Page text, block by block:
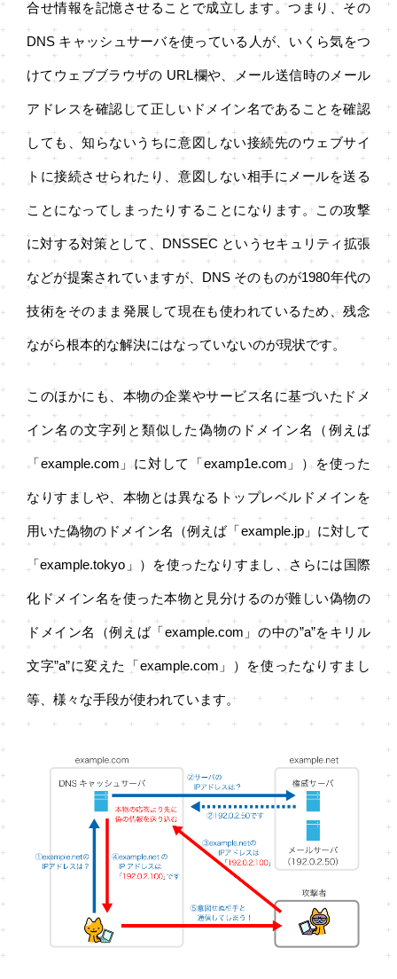
合せ情報を記憶させることで成立します。つまり、その
DNS キャッシュサーバを使っている人が、いくら気をつ
けてウェブブラウザの URL欄や、メール送信時のメール
アドレスを確認して正しいドメイン名であることを確認
しても、知らないうちに意図しない接続先のウェブサイ
トに接続させられたり、意図しない相手にメールを送る
ことになってしまったりすることになります。この攻撃
に対する対策として、DNSSEC というセキュリティ拡張
などが提案されていますが、DNS そのものが1980年代の
技術をそのまま発展して現在も使われているため、残念
ながら根本的な解決にはなっていないのが現状です。
このほかにも、本物の企業やサービス名に基づいたドメ
イン名の文字列と類似した偽物のドメイン名（例えば
「example.com」に対して「examp1e.com」）を使った
なりすましや、本物とは異なるトップレベルドメインを
用いた偽物のドメイン名（例えば「example.jp」に対して
「example.tokyo」）を使ったなりすまし、さらには国際
化ドメイン名を使った本物と見分けるのが難しい偽物の
ドメイン名（例えば「example.com」の中の”a”をキリル
文字”а”に変えた「exаmple.com」）を使ったなりすまし
等、様々な手段が使われています。